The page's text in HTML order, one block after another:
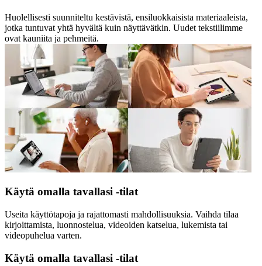
Huolellisesti suunniteltu kestävistä, ensiluokkaisista materiaaleista,
jotka tuntuvat yhtä hyvältä kuin näyttävätkin. Uudet tekstiilimme
ovat kauniita ja pehmeitä.
Käytä omalla tavallasi -tilat
Useita käyttötapoja ja rajattomasti mahdollisuuksia. Vaihda tilaa
kirjoittamista, luonnostelua, videoiden katselua, lukemista tai
videopuhelua varten.
Käytä omalla tavallasi -tilat